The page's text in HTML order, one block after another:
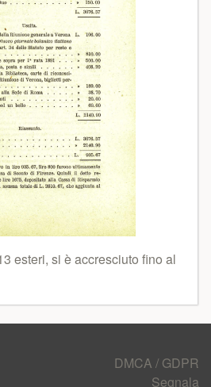
esteri, si è accresciuto fino al
DMCA / GDPR
Segnala